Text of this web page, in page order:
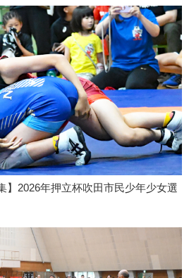
】2026年押立杯吹田市民少年少女選